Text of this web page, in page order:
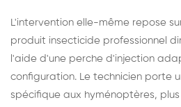
L'intervention elle-même repose
produit insecticide professionnel
l'aide d'une perche d'injection
configuration. Le technicien porte
spécifique aux hyménoptères,